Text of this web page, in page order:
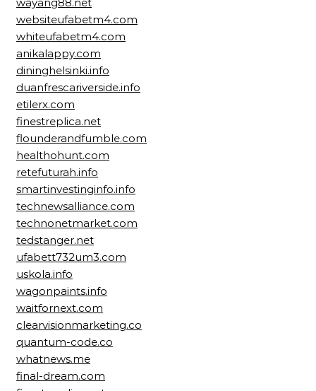
websiteufabetm4.com
whiteufabetm4.com
anikalappy.com
dininghelsinki.info
duanfrescariverside.info
etilerx.com
finestreplica.net
flounderandfumble.com
healthohunt.com
retefuturah.info
smartinvestinginfo.info
technewsalliance.com
technonetmarket.com
tedstanger.net
ufabett732um3.com
uskola.info
wagonpaints.info
waitfornext.com
clearvisionmarketing.co
quantum-code.co
whatnews.me
final-dream.com